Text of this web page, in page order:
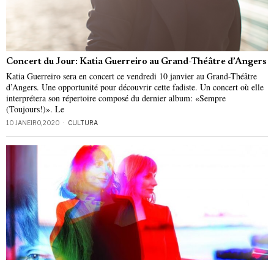
Concert du Jour: Katia Guerreiro au Grand-Théâtre d’Angers
Katia Guerreiro sera en concert ce vendredi 10 janvier au Grand-Théâtre
d’Angers. Une opportunité pour découvrir cette fadiste. Un concert où elle
interprétera son répertoire composé du dernier album: «Sempre
(Toujours!)». Le
10 JANEIRO, 2020 CULTURA